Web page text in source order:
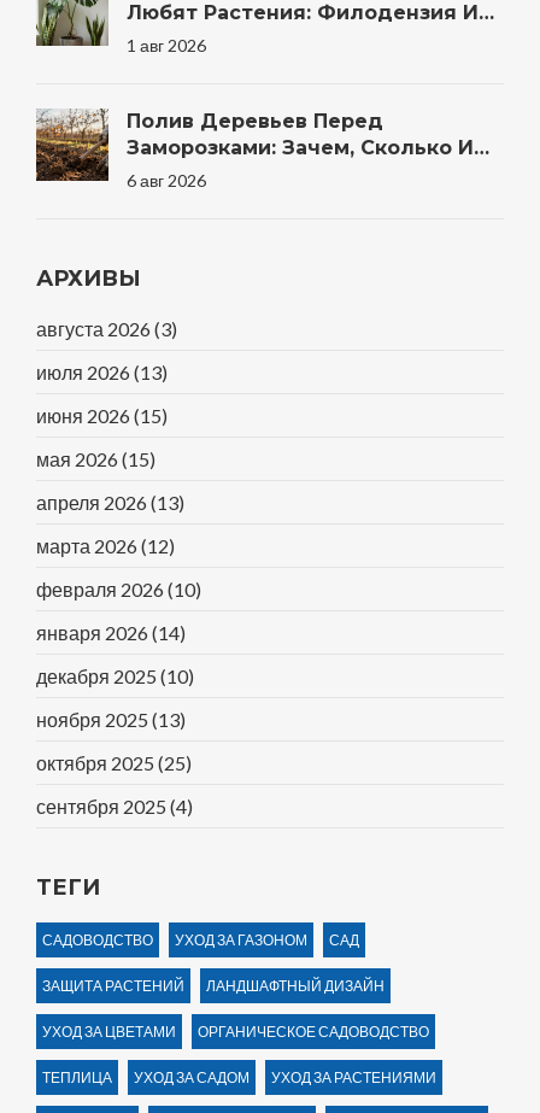
Любят Растения: Филодензия И
Другие Термины
1 авг 2026
Полив Деревьев Перед
Заморозками: Зачем, Сколько И
Когда Правильно
6 авг 2026
АРХИВЫ
августа 2026 (3)
июля 2026 (13)
июня 2026 (15)
мая 2026 (15)
апреля 2026 (13)
марта 2026 (12)
февраля 2026 (10)
января 2026 (14)
декабря 2025 (10)
ноября 2025 (13)
октября 2025 (25)
сентября 2025 (4)
ТЕГИ
САДОВОДСТВО УХОД ЗА ГАЗОНОМ САД
ЗАЩИТА РАСТЕНИЙ ЛАНДШАФТНЫЙ ДИЗАЙН
УХОД ЗА ЦВЕТАМИ ОРГАНИЧЕСКОЕ САДОВОДСТВО
ТЕПЛИЦА УХОД ЗА САДОМ УХОД ЗА РАСТЕНИЯМИ